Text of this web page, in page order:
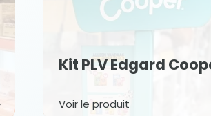
(Tilman)
Voir le produit